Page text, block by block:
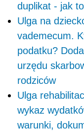
duplikat - jak
Ulga na
vademecum.
podatku?
urzędu
rodziców
Ulga
wykaz
warunki,